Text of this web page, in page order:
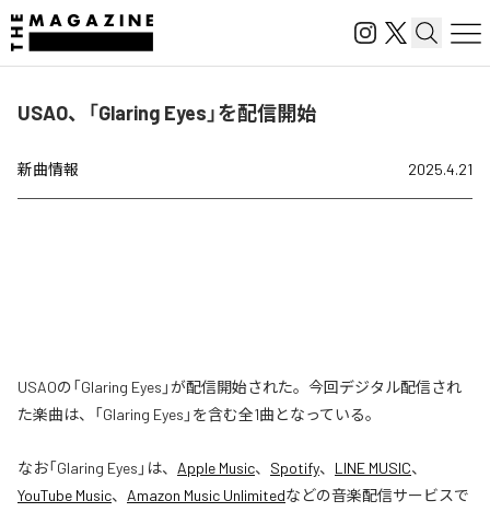
USAO、「Glaring Eyes」を配信開始
新曲情報 2025.4.21
USAOの「Glaring Eyes」が配信開始された。今回デジタル配信され
た楽曲は、「Glaring Eyes」を含む全1曲となっている。
なお「Glaring Eyes 」は、 Apple Music、 Spotify、 LINE MUSIC、
YouTube Music、 Amazon Music Unlimitedなどの音楽配信サービスで